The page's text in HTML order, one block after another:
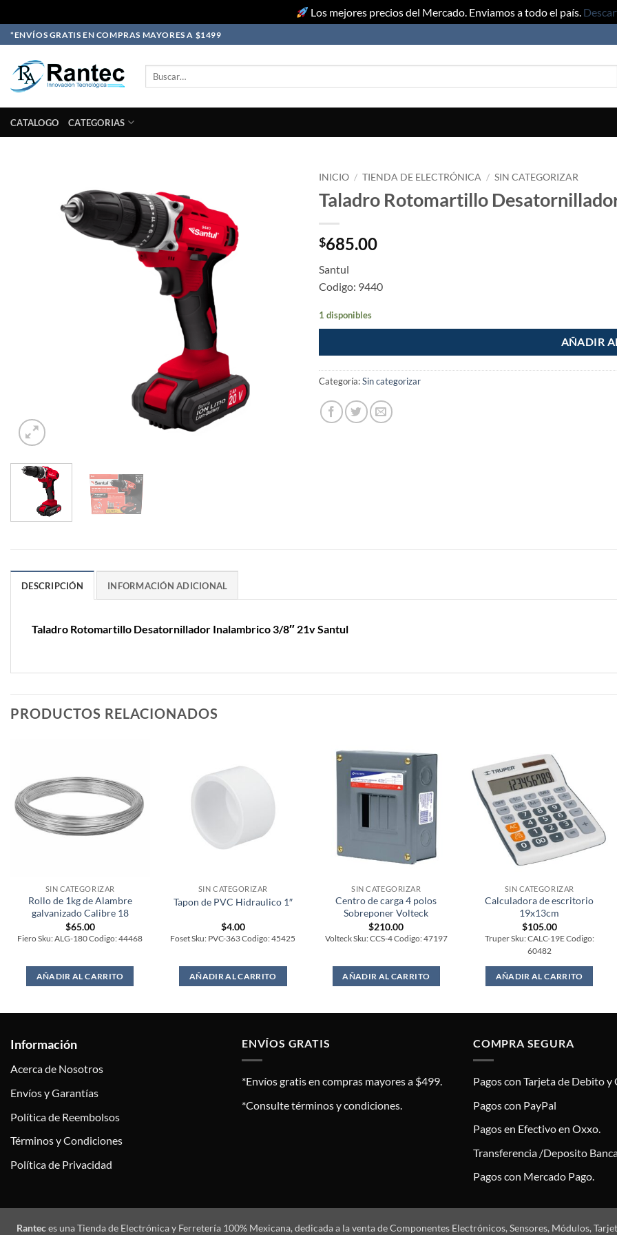
Los mejores precios del Mercado. Enviamos a todo el país.
Skip
to
content
*ENVÍOS GRATIS EN COMPRAS MAYORES A $1499
CATALOGO CATEGORIAS
INICIO / TIENDA DE ELECTRÓNICA / SIN CATEGORIZAR
Taladro Rotomartillo
$685.00
Santul
Codigo: 9440
1 disponibles
AÑADIR
Categoría:Sin categorizar
DESCRIPCIÓN INFORMACIÓN ADICIONAL
Taladro Rotomartillo Desatornillador Inalambrico 3/8″ 21v Santul
PRODUCTOS RELACIONADOS
SIN CATEGORIZAR
Rollo de 1kg de Alambre
galvanizado Calibre 18
$65.00
Fiero Sku: ALG-180 Codigo: 44468
AÑADIR AL CARRITO
SIN CATEGORIZAR
Tapon de PVC Hidraulico 1″
$4.00
Foset Sku: PVC-363 Codigo: 45425
AÑADIR AL CARRITO
SIN CATEGORIZAR
Centro de carga 4 polos
Sobreponer Volteck
$210.00
Volteck Sku: CCS-4 Codigo: 47197
AÑADIR AL CARRITO
SIN CATEGORIZAR
Calculadora de escritorio
19x13cm
$105.00
Truper Sku: CALC-19E Codigo:
60482
AÑADIR AL CARRITO
Información
Acerca de Nosotros
Envíos y Garantías
Política de Reembolsos
Términos y Condiciones
Política de Privacidad
ENVÍOS GRATIS
*Envíos gratis en compras mayores a $499.
*Consulte términos y condiciones.
COMPRA SEGURA
Pagos con Tarjeta de Debito y
Pagos con PayPal
Pagos en Efectivo en Oxxo.
Transferencia /Deposito
Pagos con Mercado Pago.
Ranteces una Tienda de Electrónica y Ferretería 100% Mexicana, dedicada a la venta de Componentes Electrónicos, Sensores, Módulos,